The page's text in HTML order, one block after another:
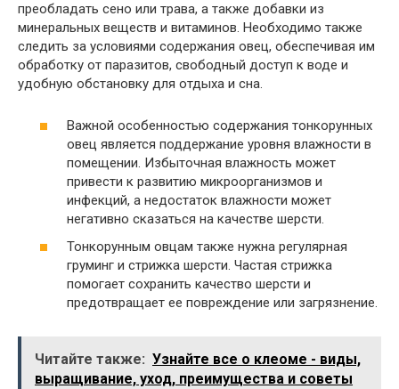
преобладать сено или трава, а также добавки из
минеральных веществ и витаминов. Необходимо также
следить за условиями содержания овец, обеспечивая им
обработку от паразитов, свободный доступ к воде и
удобную обстановку для отдыха и сна.
Важной особенностью содержания тонкорунных
овец является поддержание уровня влажности в
помещении. Избыточная влажность может
привести к развитию микроорганизмов и
инфекций, а недостаток влажности может
негативно сказаться на качестве шерсти.
Тонкорунным овцам также нужна регулярная
груминг и стрижка шерсти. Частая стрижка
помогает сохранить качество шерсти и
предотвращает ее повреждение или загрязнение.
Читайте также: Узнайте все о клеоме - виды,
выращивание, уход, преимущества и советы